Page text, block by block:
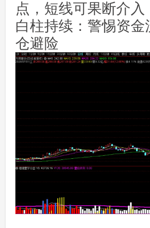
点，短线可果断介入
白柱持续‌：警惕资
仓避险